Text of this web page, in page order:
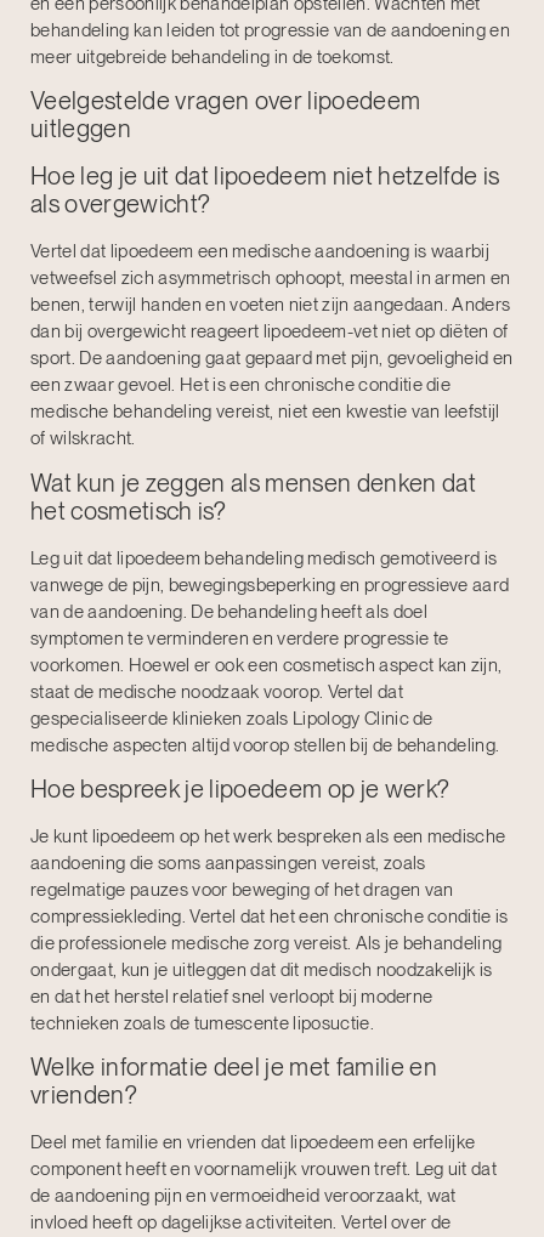
behandeling kan leiden tot progressie van de aandoening en
meer uitgebreide behandeling in de toekomst.
Veelgestelde vragen over lipoedeem
uitleggen
Hoe leg je uit dat lipoedeem niet hetzelfde is
als overgewicht?
Vertel dat lipoedeem een medische aandoening is waarbij
vetweefsel zich asymmetrisch ophoopt, meestal in armen en
benen, terwijl handen en voeten niet zijn aangedaan. Anders
dan bij overgewicht reageert lipoedeem-vet niet op diëten of
sport. De aandoening gaat gepaard met pijn, gevoeligheid en
een zwaar gevoel. Het is een chronische conditie die
medische behandeling vereist, niet een kwestie van leefstijl
of wilskracht.
Wat kun je zeggen als mensen denken dat
het cosmetisch is?
Leg uit dat lipoedeem behandeling medisch gemotiveerd is
vanwege de pijn, bewegingsbeperking en progressieve aard
van de aandoening. De behandeling heeft als doel
symptomen te verminderen en verdere progressie te
voorkomen. Hoewel er ook een cosmetisch aspect kan zijn,
staat de medische noodzaak voorop. Vertel dat
gespecialiseerde klinieken zoals Lipology Clinic de
medische aspecten altijd voorop stellen bij de behandeling.
Hoe bespreek je lipoedeem op je werk?
Je kunt lipoedeem op het werk bespreken als een medische
aandoening die soms aanpassingen vereist, zoals
regelmatige pauzes voor beweging of het dragen van
compressiekleding. Vertel dat het een chronische conditie is
die professionele medische zorg vereist. Als je behandeling
ondergaat, kun je uitleggen dat dit medisch noodzakelijk is
en dat het herstel relatief snel verloopt bij moderne
technieken zoals de tumescente liposuctie.
Welke informatie deel je met familie en
vrienden?
Deel met familie en vrienden dat lipoedeem een erfelijke
component heeft en voornamelijk vrouwen treft. Leg uit dat
de aandoening pijn en vermoeidheid veroorzaakt, wat
invloed heeft op dagelijkse activiteiten. Vertel over de